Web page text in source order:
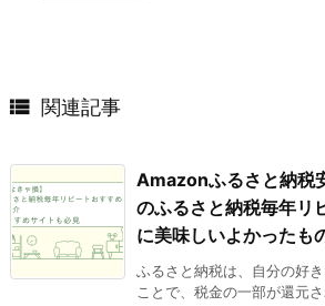
 関連記事
Amazonふるさと納税
のふるさと納税毎年リ
に美味しいよかったも
ふるさと納税は、自分の好
ことで、税金の一部が還元